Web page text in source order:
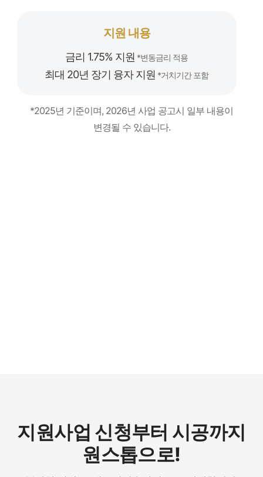
지원 내용
금리 1.75% 지원 *변동금리 적용
최대 20년 장기 융자 지원 *거치기간 포함
*2025년 기준이며, 2026년 사업 공고시 일부 내용이
변경될 수 있습니다.
지원사업 신청부터 시공까지
원스톱으로!